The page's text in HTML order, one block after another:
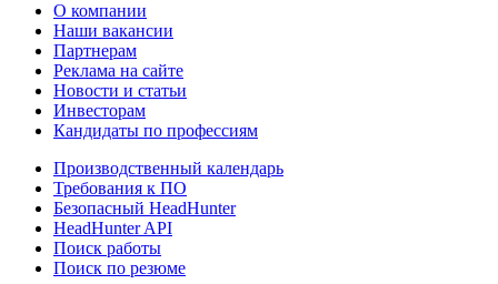
О компании
Наши вакансии
Партнерам
Реклама на сайте
Новости и статьи
Инвесторам
Кандидаты по профессиям
Производственный календарь
Требования к ПО
Безопасный HeadHunter
HeadHunter API
Поиск работы
Поиск по резюме